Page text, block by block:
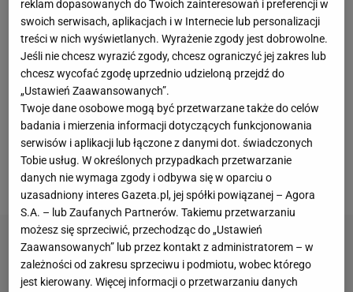
ataku rakietowym na dworzec w miejscowości
Kramatorsk. Co najmniej 50 osób, w tym pięcioro
dzieci, zginęło, a 98 osób zostało rannych. "Jako
patriota i obywatel Rosji deklaruję, że popieram
naszych chłopców, którzy są wUkrainie. Niech
szczęście i Bóg będą z wami. Czekamy na was w
domu" - napisał. Niedługo później Zacharow za
masakrę w Kramatorsku obwinił żołnierzy z Ukrainy.
reklam dopasowanych do Twoich zainteresowań i preferencji w
swoich serwisach, aplikacjach i w Internecie lub personalizacji
treści w nich wyświetlanych. Wyrażenie zgody jest dobrowolne.
Jeśli nie chcesz wyrazić zgody, chcesz ograniczyć jej zakres lub
chcesz wycofać zgodę uprzednio udzieloną przejdź do
„Ustawień Zaawansowanych”.
Twoje dane osobowe mogą być przetwarzane także do celów
badania i mierzenia informacji dotyczących funkcjonowania
serwisów i aplikacji lub łączone z danymi dot. świadczonych
Tobie usług. W określonych przypadkach przetwarzanie
danych nie wymaga zgody i odbywa się w oparciu o
uzasadniony interes Gazeta.pl, jej spółki powiązanej – Agora
S.A. – lub Zaufanych Partnerów. Takiemu przetwarzaniu
możesz się sprzeciwić, przechodząc do „Ustawień
Zaawansowanych” lub przez kontakt z administratorem – w
zależności od zakresu sprzeciwu i podmiotu, wobec którego
jest kierowany. Więcej informacji o przetwarzaniu danych